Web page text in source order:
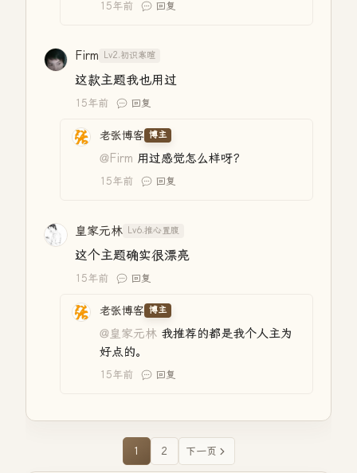
15年前 回复
Firm Lv2.初识寒暄
这款主题我也用过
15年前 回复
老张博客 博主
@Firm 用过感觉怎么样呀？
15年前 回复
皇家元林 Lv6.推心置腹
这个主题确实很漂亮
15年前 回复
老张博客 博主
@皇家元林 我推荐的都是我个人主为
好点的。
15年前 回复
1 2 下一页